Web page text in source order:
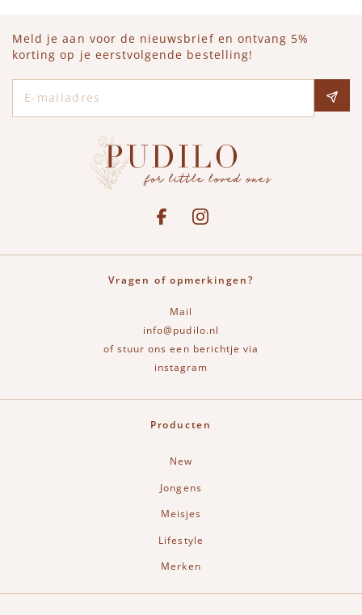
Meld je aan voor de nieuwsbrief en ontvang 5%
korting op je eerstvolgende bestelling!
See our FacebookBekijk onze Instagram pagina
Vragen of opmerkingen?
Mail
info@pudilo.nl
of stuur ons een berichtje via
instagram
Producten
New
Jongens
Meisjes
Lifestyle
Merken